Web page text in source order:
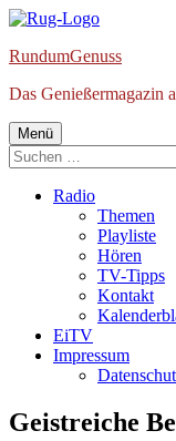
Springe
Inhalt
RundumGenuss
Das Genießermagazin
Primäres
Menü
Menü
Suchen
nach:
Radio
Themen
Playliste
Hören
TV-Tipps
Kontakt
EiTV
Impressum
Geistreiche